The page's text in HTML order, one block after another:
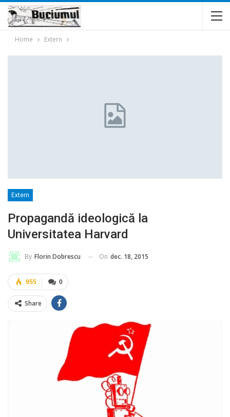
Home Extern
Extern
Propagandă ideologică la
Universitatea Harvard
By Florin Dobrescu On dec. 18, 2015
0
955
Share